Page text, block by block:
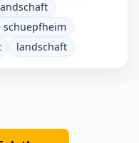
schuepfheim
landschaft